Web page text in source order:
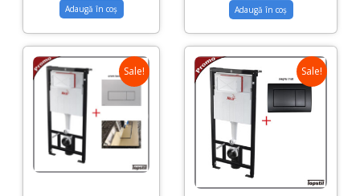
Adaugă în coș Adaugă în coș
Sale! Sale!